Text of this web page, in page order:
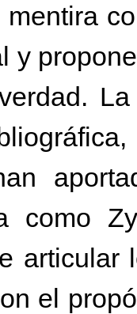
y
como
articular
el